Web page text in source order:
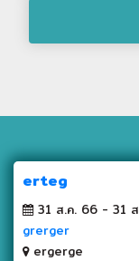
erteg
31 ส.ค. 66 - 31
grerger
ergerge